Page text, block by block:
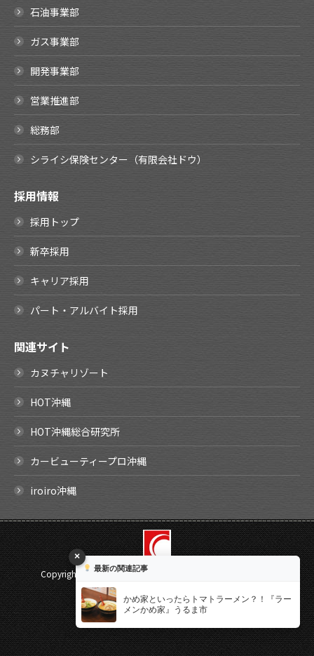
石油事業部
ガス事業部
開発事業部
営業推進部
総務部
シライシ保険センター（有限会社ドウ）
採用情報
採用トップ
新卒採用
キャリア採用
パート・アルバイト採用
関連サイト
カヌチャリゾート
HOT沖縄
HOT沖縄総合研究所
カービューティープロ沖縄
iroiro沖縄
Copyright © 2026 SHIRAISHI Corporation. All rights reserved.
Select Language ▼
×
最新の関連記事
かめ家といったらトマトラーメン？！『ラー
メンかめ家』うるま市